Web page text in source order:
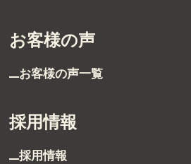
お客様の声
お客様の声一覧
採用情報
採用情報